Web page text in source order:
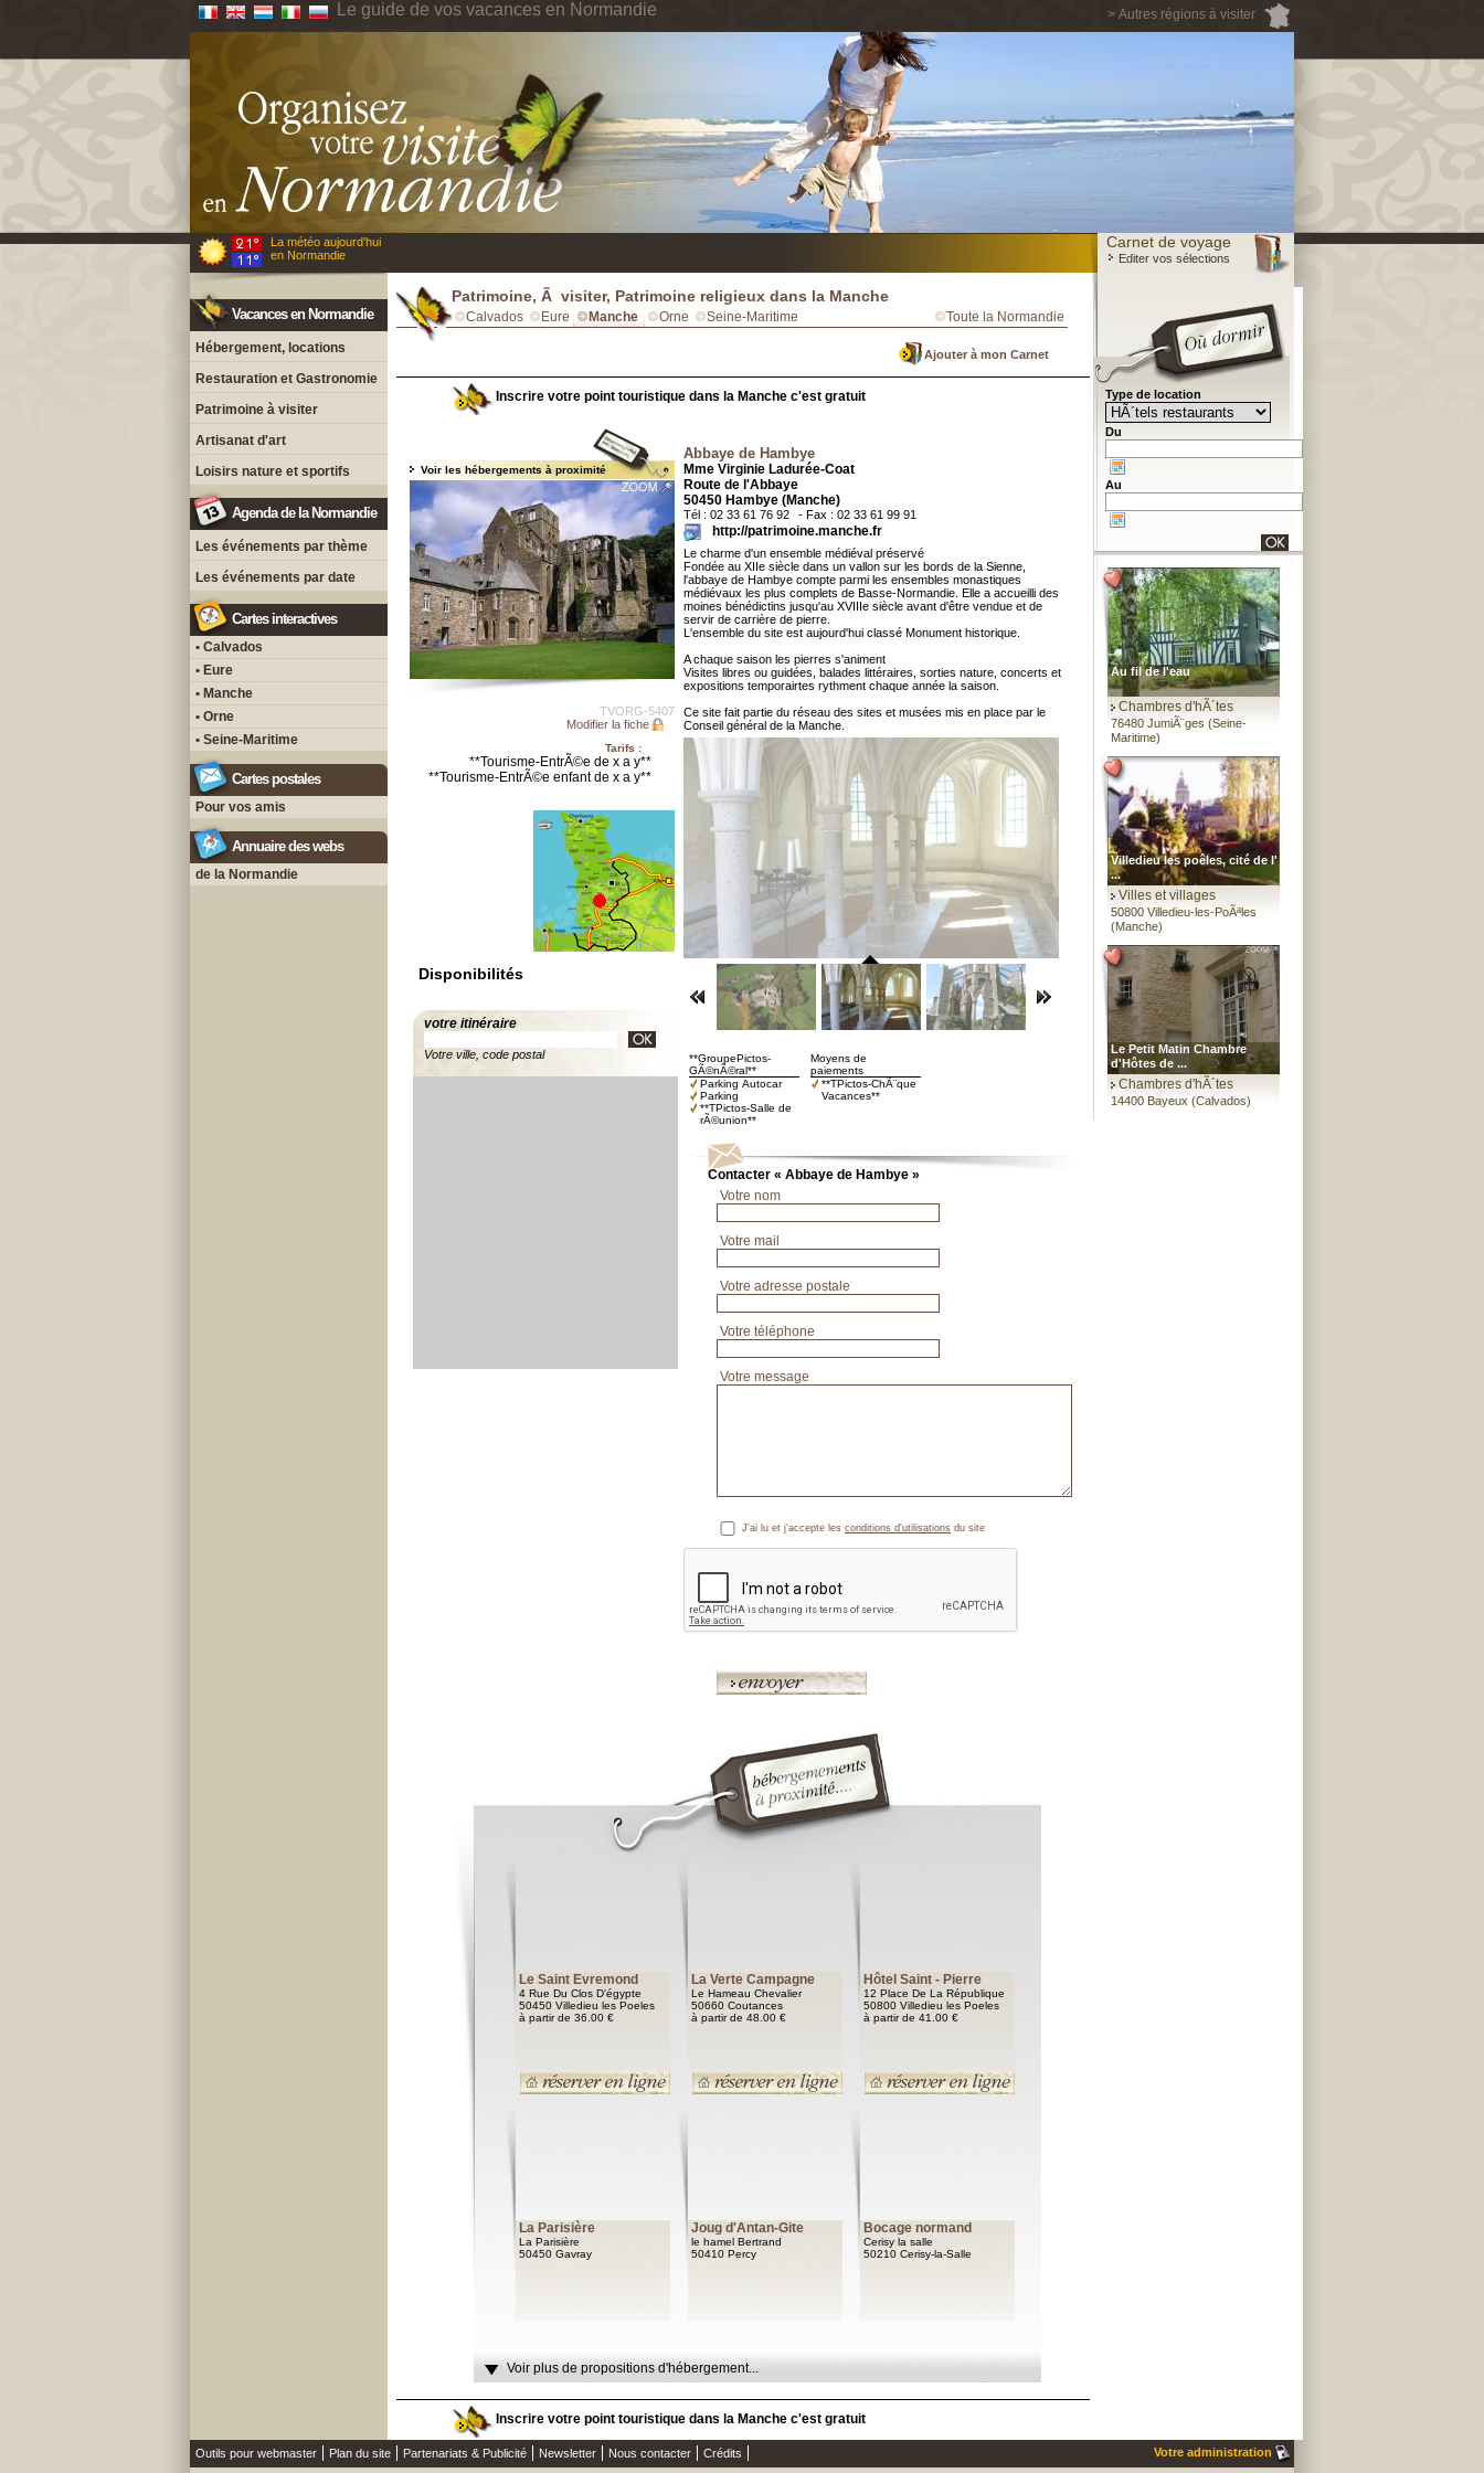
> Autres régions à visiter
Le guide de vos vacances en Normandie
La météo aujourd'hui
en Normandie
Carnet de voyage
Editer vos sélections
Vacances en Normandie
Hébergement, locations
Restauration et Gastronomie
Patrimoine à visiter
Artisanat d'art
Loisirs nature et sportifs
Agenda de la Normandie
Les événements par thème
Les événements par date
Cartes interactives
• Calvados
• Eure
• Manche
• Orne
• Seine-Maritime
Cartes postales
Pour vos amis
Annuaire des webs
de la Normandie
Patrimoine, Ã visiter, Patrimoine religieux dans la Manche
Calvados Eure Manche Orne Seine-Maritime Toute la Normandie
Ajouter à mon Carnet
Inscrire votre point touristique dans la Manche c'est gratuit
Voir les hébergements à proximité
TVORG-5407
Modifier la fiche
Tarifs :
**Tourisme-EntrÃ©e de x a y**
**Tourisme-EntrÃ©e enfant de x a y**
Disponibilités
votre itinéraire
Votre ville, code postal
Abbaye de Hambye
Mme Virginie Ladurée-Coat
Route de l'Abbaye
50450 Hambye (Manche)
Tél : 02 33 61 76 92 - Fax : 02 33 61 99 91
http://patrimoine.manche.fr
Le charme d'un ensemble médiéval préservé
Fondée au XIIe siècle dans un vallon sur les bords de la Sienne,
l'abbaye de Hambye compte parmi les ensembles monastiques
médiévaux les plus complets de Basse-Normandie. Elle a accueilli des
moines bénédictins jusqu'au XVIIIe siècle avant d'être vendue et de
servir de carrière de pierre.
L'ensemble du site est aujourd'hui classé Monument historique.
A chaque saison les pierres s'animent
Visites libres ou guidées, balades littéraires, sorties nature, concerts et
expositions temporairtes rythment chaque année la saison.
Ce site fait partie du réseau des sites et musées mis en place par le
Conseil général de la Manche.
**GroupePictos-
GÃ©nÃ©ral**
Parking Autocar
Parking
**TPictos-Salle de
rÃ©union**
Moyens de
paiements
**TPictos-ChÃ¨que
Vacances**
Contacter « Abbaye de Hambye »
Votre nom
Votre mail
Votre adresse postale
Votre téléphone
Votre message
J'ai lu et j'accepte les conditions d'utilisations du site
Le Saint Evremond
4 Rue Du Clos D'égypte
50450 Villedieu les Poeles
à partir de 36.00 €
La Verte Campagne
Le Hameau Chevalier
50660 Coutances
à partir de 48.00 €
Hôtel Saint - Pierre
12 Place De La République
50800 Villedieu les Poeles
à partir de 41.00 €
La Parisière
La Parisière
50450 Gavray
Joug d'Antan-Gite
le hamel Bertrand
50410 Percy
Bocage normand
Cerisy la salle
50210 Cerisy-la-Salle
Voir plus de propositions d'hébergement...
Inscrire votre point touristique dans la Manche c'est gratuit
Type de location
Du
Au
Au fil de l'eau
Chambres d'hÃ´tes
76480 JumiÃ¨ges (Seine-
Maritime)
Villedieu les poêles, cité de l'
...
Villes et villages
50800 Villedieu-les-PoÃªles
(Manche)
Le Petit Matin Chambre
d'Hôtes de ...
Chambres d'hÃ´tes
14400 Bayeux (Calvados)
Outils pour webmaster Plan du site Partenariats & Publicité Newsletter Nous contacter Crédits Votre administration